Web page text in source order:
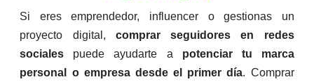
Si eres emprendedor, influencer o gestionas un
proyecto digital, comprar seguidores en redes
sociales puede ayudarte a potenciar tu marca
personal o empresa desde el primer día. Comprar